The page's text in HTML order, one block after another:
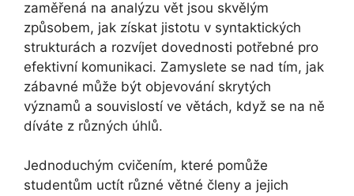
zaměřená na analýzu vět jsou skvělým
způsobem, jak získat jistotu v syntaktických
strukturách a rozvíjet dovednosti potřebné pro
efektivní komunikaci. Zamyslete se nad tím, jak
zábavné může být objevování skrytých
významů a souvislostí ve větách, když se na ně
díváte z různých úhlů.
Jednoduchým cvičením, které pomůže
studentům uctít různé větné členy a jejich